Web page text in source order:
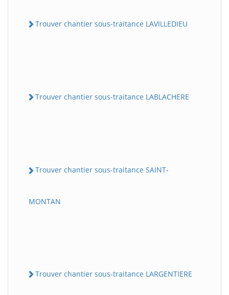
Trouver chantier sous-traitance LAVILLEDIEU
Trouver chantier sous-traitance LABLACHERE
Trouver chantier sous-traitance SAINT-
MONTAN
Trouver chantier sous-traitance LARGENTIERE